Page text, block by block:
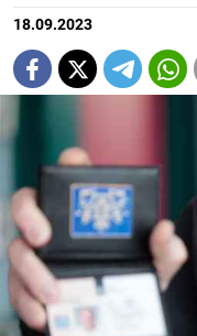
18.09.2023